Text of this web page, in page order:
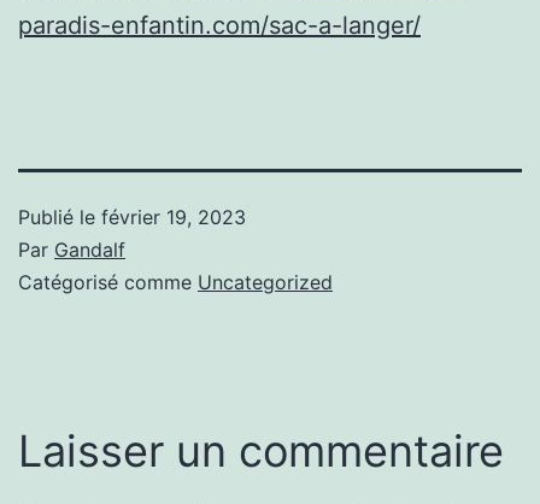
paradis-enfantin.com/sac-a-langer/
Publié le février 19, 2023
Par Gandalf
Catégorisé comme Uncategorized
Laisser un commentaire